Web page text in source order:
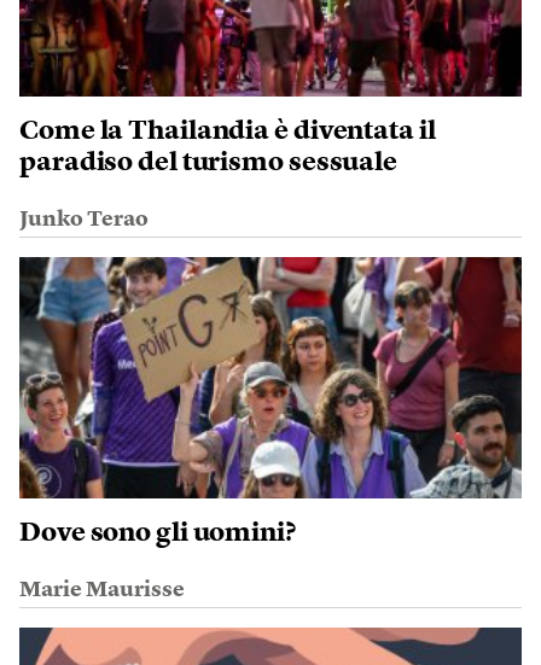
Come la Thailandia è diventata il
paradiso del turismo sessuale
Junko Terao
Dove sono gli uomini?
Marie Maurisse